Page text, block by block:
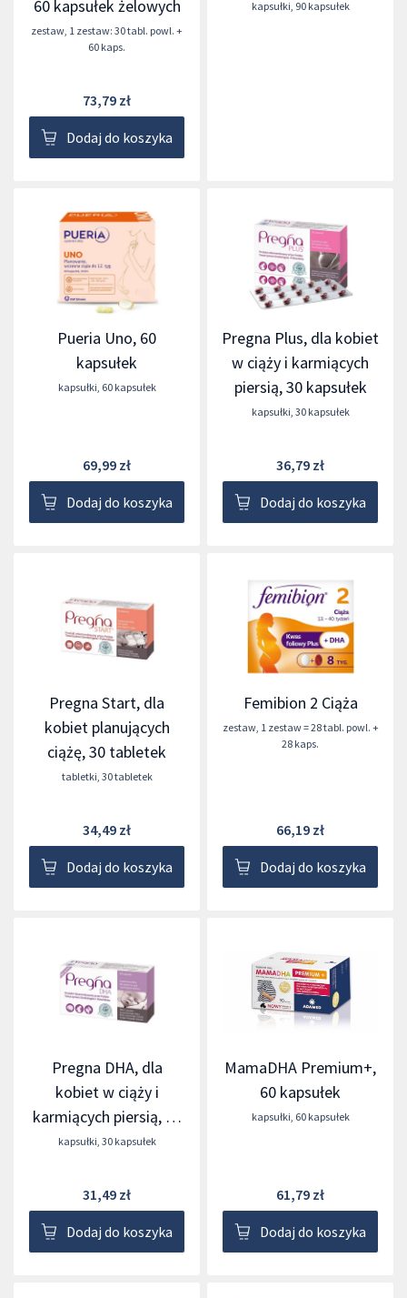
60 kapsułek żelowych
zestaw, 1 zestaw: 30 tabl. powl. +
60 kaps.
73,79 zł
Dodaj do koszyka
kapsułki, 90 kapsułek
Pueria Uno, 60
kapsułek
kapsułki, 60 kapsułek
69,99 zł
Dodaj do koszyka
Pregna Plus, dla kobiet
w ciąży i karmiących
piersią, 30 kapsułek
kapsułki, 30 kapsułek
36,79 zł
Dodaj do koszyka
Pregna Start, dla
kobiet planujących
ciążę, 30 tabletek
tabletki, 30 tabletek
34,49 zł
Dodaj do koszyka
Femibion 2 Ciąża
zestaw, 1 zestaw = 28 tabl. powl. +
28 kaps.
66,19 zł
Dodaj do koszyka
Pregna DHA, dla
kobiet w ciąży i
karmiących piersią, 30
kapsułek
kapsułki, 30 kapsułek
31,49 zł
Dodaj do koszyka
MamaDHA Premium+,
60 kapsułek
kapsułki, 60 kapsułek
61,79 zł
Dodaj do koszyka